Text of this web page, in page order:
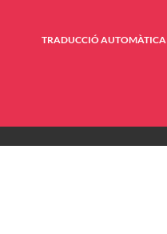
TRADUCCIÓ AUTOMÀTICA